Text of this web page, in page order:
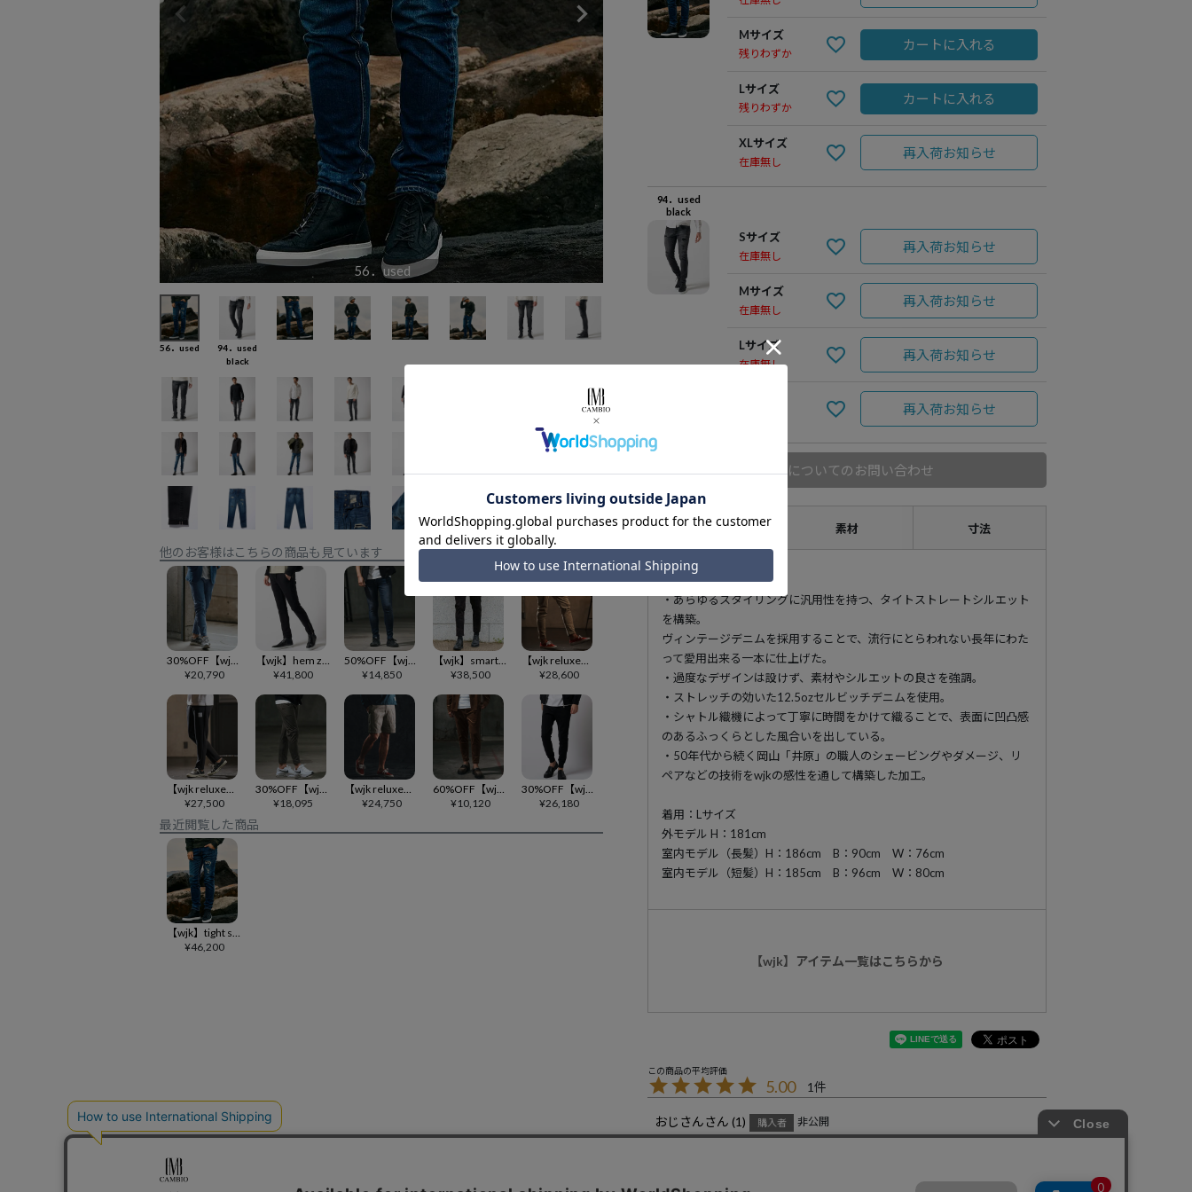
56．used
56．used
94．used
black
他のお客様はこちらの商品も見ています
¥20,790
¥41,800
¥14,850
¥38,500
¥28,600
¥27,500
¥18,095
¥24,750
¥10,120
¥26,180
最近閲覧した商品
¥46,200
Mサイズ
残りわずか
カートに入れる
Lサイズ
残りわずか
カートに入れる
XLサイズ
在庫無し
再入荷お知らせ
94．used
black
Sサイズ
在庫無し
再入荷お知らせ
Mサイズ
在庫無し
再入荷お知らせ
Lサイズ
在庫無し
再入荷お知らせ
再入荷お知らせ
商品についてのお問い合わせ
アイテム説明 素材 寸法
・あらゆるスタイリングに汎用性を持つ、タイトストレートシルエット
を構築。
ヴィンテージデニムを採用することで、流行にとらわれない長年にわた
って愛用出来る一本に仕上げた。
・過度なデザインは設けず、素材やシルエットの良さを強調。
・ストレッチの効いた12.5ozセルビッチデニムを使用。
・シャトル織機によって丁寧に時間をかけて織ることで、表面に凹凸感
のあるふっくらとした風合いを出している。
・50年代から続く岡山「井原」の職人のシェービングやダメージ、リ
ペアなどの技術をwjkの感性を通して構築した加工。
着用：Lサイズ
外モデル H：181cm
室内モデル（長髪）H：186cm B：90cm W：76cm
室内モデル（短髪）H：185cm B：96cm W：80cm
【wjk】アイテム一覧はこちらから
5.00 1
おじさん 1 購入者
非公開